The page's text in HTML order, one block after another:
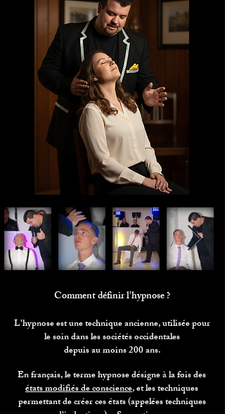
Comment définir l'hypnose ?
L'hypnose est une technique ancienne,utilisée pour
le soin dans les sociétés occidentales
depuis au moins 200 ans.
En français, le terme hypnose désigne à la fois des
états modifiés de conscience, et les techniques
permettant de créer ces états (appelées techniques